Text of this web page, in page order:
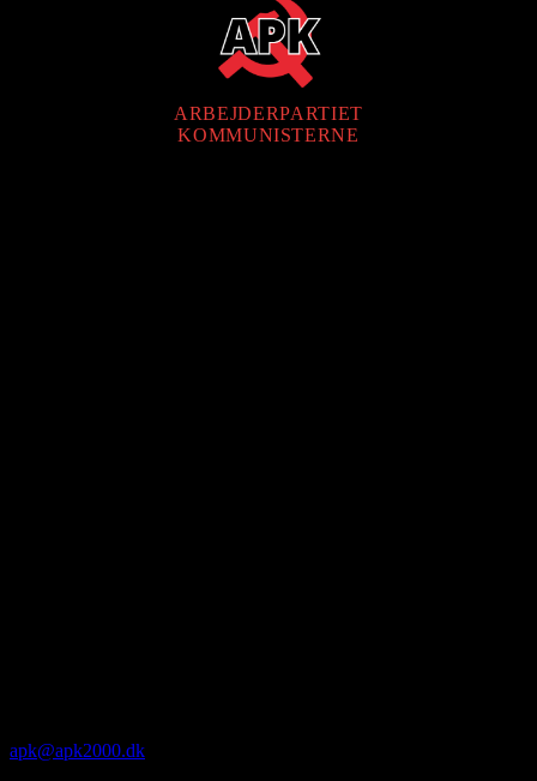
ARBEJDERPARTIET
KOMMUNISTERNE
apk@apk2000.dk